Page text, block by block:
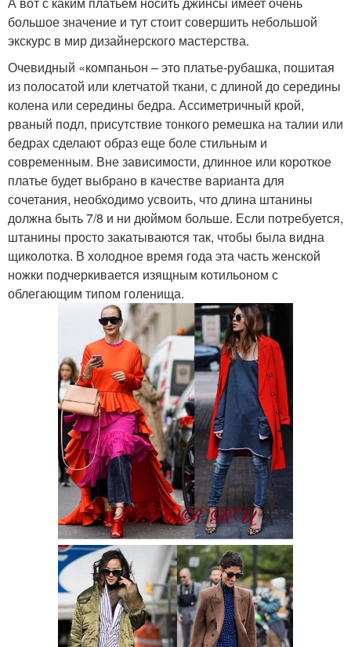
большое значение и тут стоит совершить небольшой
экскурс в мир дизайнерского мастерства.
Очевидный «компаньон – это платье-рубашка, пошитая
из полосатой или клетчатой ткани, с длиной до середины
колена или середины бедра. Ассиметричный крой,
рваный подл, присутствие тонкого ремешка на талии или
бедрах сделают образ еще боле стильным и
современным. Вне зависимости, длинное или короткое
платье будет выбрано в качестве варианта для
сочетания, необходимо усвоить, что длина штанины
должна быть 7/8 и ни дюймом больше. Если потребуется,
штанины просто закатываются так, чтобы была видна
щиколотка. В холодное время года эта часть женской
ножки подчеркивается изящным котильоном с
облегающим типом голенища.